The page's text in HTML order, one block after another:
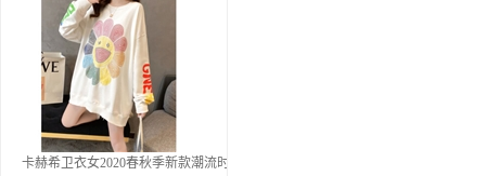
卡赫希卫衣女2020春秋季新款潮流时尚